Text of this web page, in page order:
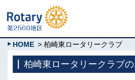
HOME > 柏崎東ロータリークラブ
柏崎東ロータリークラブ